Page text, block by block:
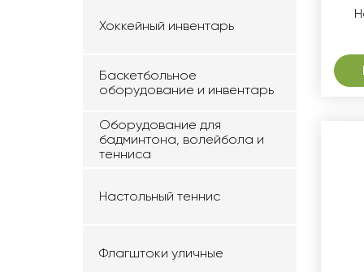
Хоккейный инвентарь
Баскетбольное
оборудование и инвентарь
Оборудование для
бадминтона, волейбола и
тенниса
Настольный теннис
Флагштоки уличные